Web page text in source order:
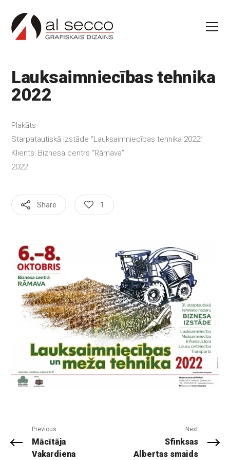
Lauksaimniecības tehnika
2022
Plakāts
Starpatautiskā izstāde “Lauksaimniecības tehnika 2022”
Klients: Biznesa centrs “Rāmava”
2022
Share 1
Previous
Mācītāja
Vakardiena
Next
Sfinksas
Albertas smaids